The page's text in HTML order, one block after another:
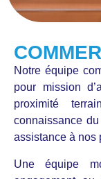
Notre équipe
pour mission
proximité
connaissance
assistance à nos
Une équipe